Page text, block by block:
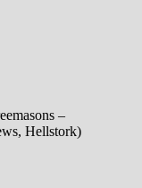
–
Hellstork)